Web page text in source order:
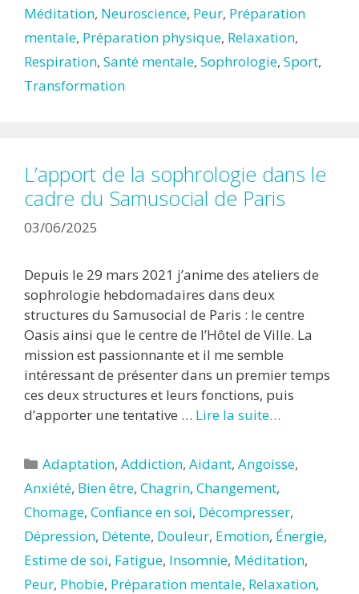
Méditation, Neuroscience, Peur, Préparation
mentale, Préparation physique, Relaxation,
Respiration, Santé mentale, Sophrologie, Sport,
Transformation
L’apport de la sophrologie dans le
cadre du Samusocial de Paris
03/06/2025
Depuis le 29 mars 2021 j’anime des ateliers de
sophrologie hebdomadaires dans deux
structures du Samusocial de Paris : le centre
Oasis ainsi que le centre de l’Hôtel de Ville. La
mission est passionnante et il me semble
intéressant de présenter dans un premier temps
ces deux structures et leurs fonctions, puis
d’apporter une tentative … Lire la suite…
Catégories
Adaptation,Addiction,Aidant,Angoisse,
Anxiété, Bien être, Chagrin, Changement,
Chomage, Confiance en soi, Décompresser,
Dépression, Détente, Douleur, Emotion, Énergie,
Estime de soi, Fatigue, Insomnie, Méditation,
Peur, Phobie, Préparation mentale, Relaxation,